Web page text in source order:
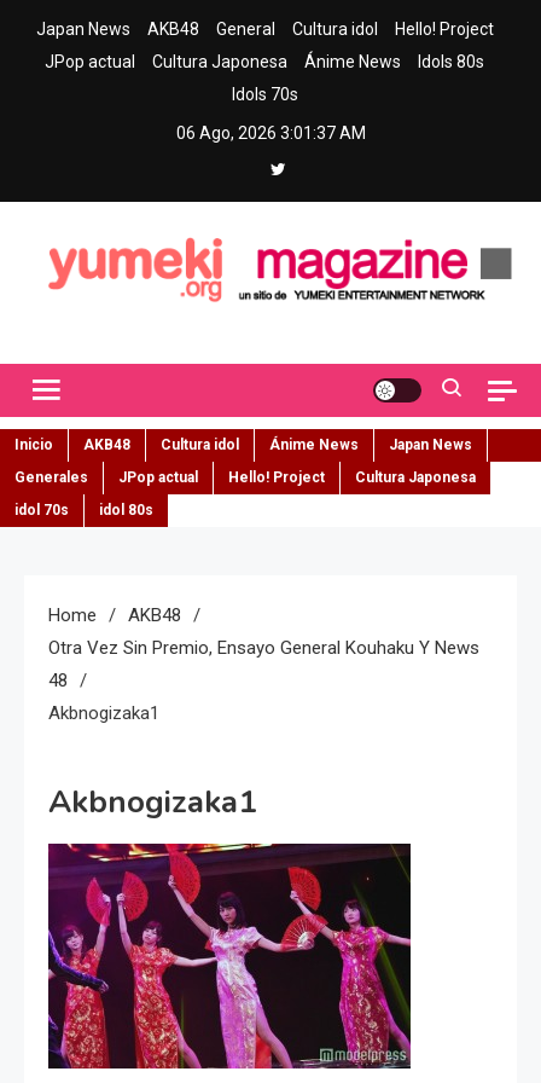
Japan News AKB48 General Cultura idol
Hello! Project
JPop actual
Cultura Japonesa Ánime News
Idols 80s
Idols 70s
06 Ago, 2026 3:01:38 AM
Inicio AKB48 Cultura idol Ánime News
Japan News
Generales
JPop actual Hello! Project
Cultura Japonesa
idol 70s
idol 80s
Home
AKB48
Otra Vez Sin Premio, Ensayo General Kouhaku Y News
48
Akbnogizaka1
Akbnogizaka1